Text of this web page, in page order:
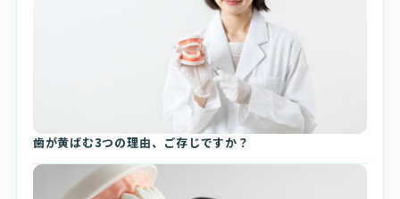
歯が黄ばむ3つの理由、ご存じですか？